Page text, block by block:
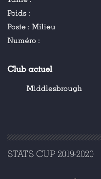
Poids :
Poste : Milieu
Numéro :
Club actuel
Middlesbrough
STATS CUP 2019-2020